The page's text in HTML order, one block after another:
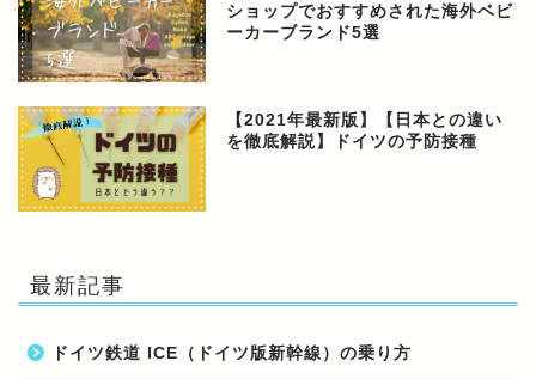
ショップでおすすめされた海外ベビ
ーカーブランド5選
【2021年最新版】【日本との違い
を徹底解説】ドイツの予防接種
最新記事
ドイツ鉄道 ICE（ドイツ版新幹線）の乗り方